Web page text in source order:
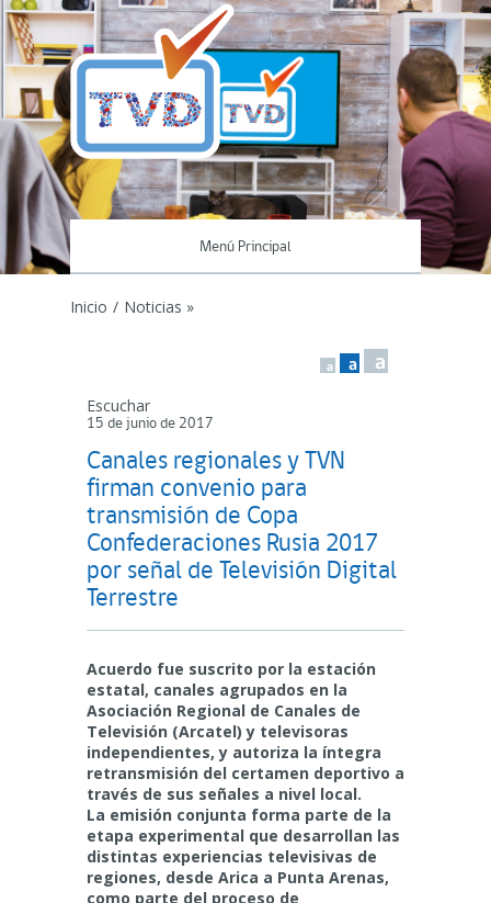
Menú Principal
Inicio / Noticias »
a a a
Escuchar
15 de junio de 2017
Canales regionales y TVN
firman convenio para
transmisión de Copa
Confederaciones Rusia 2017
por señal de Televisión Digital
Terrestre
Acuerdo fue suscrito por la estación
estatal, canales agrupados en la
Asociación Regional de Canales de
Televisión (Arcatel) y televisoras
independientes, y autoriza la íntegra
retransmisión del certamen deportivo a
través de sus señales a nivel local.
La emisión conjunta forma parte de la
etapa experimental que desarrollan las
distintas experiencias televisivas de
regiones, desde Arica a Punta Arenas,
como parte del proceso de